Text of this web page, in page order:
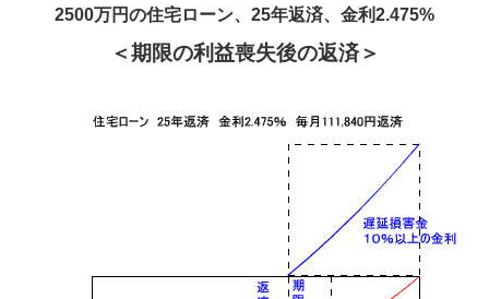
2500万円の住宅ローン、25年返済、金利2.475%
＜期限の利益喪失後の返済＞